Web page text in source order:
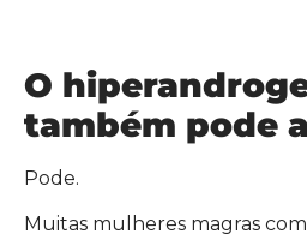
O
também pode
Pode.
Muitas mulheres magras